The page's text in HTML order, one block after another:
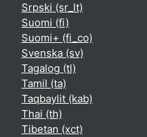
Srpski ‎(sr_lt)‎
Suomi ‎(fi)‎
Suomi+ ‎(fi_co)‎
Svenska ‎(sv)‎
Tagalog ‎(tl)‎
Tamil ‎(ta)‎
Taqbaylit ‎(kab)‎
Thai ‎(th)‎
Tibetan ‎(xct)‎